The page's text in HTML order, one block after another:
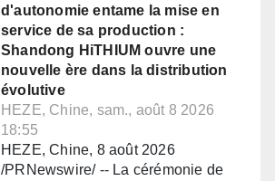
d'autonomie entame la mise en
service de sa production :
Shandong HiTHIUM ouvre une
nouvelle ère dans la distribution
évolutive
HEZE, Chine, sam., août 8 2026
18:55
HEZE, Chine, 8 août 2026
/PRNewswire/ -- La cérémonie de